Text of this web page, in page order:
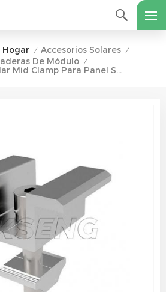
Hogar / Accesorios Solares /
De Módulo /
Alunimum Solar Mid Clamp Para Panel Solar Fijo